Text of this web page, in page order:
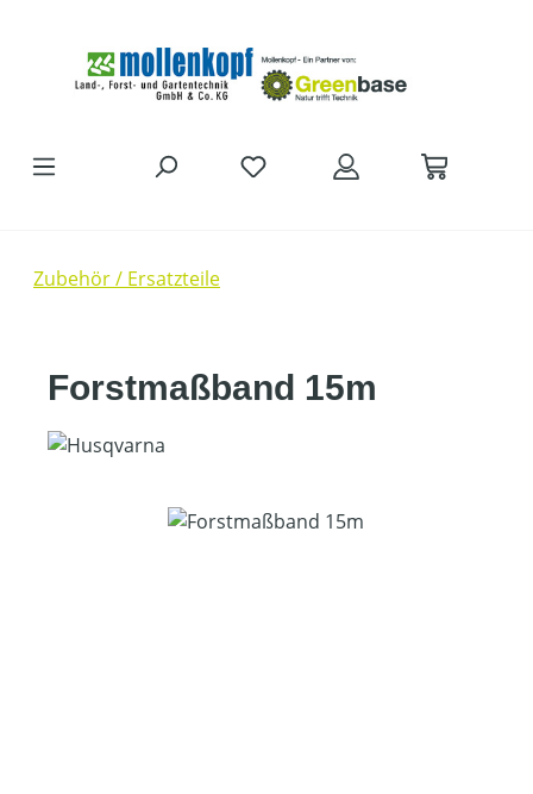
Zubehör / Ersatzteile
Forstmaßband 15m
Bildergalerie überspringen